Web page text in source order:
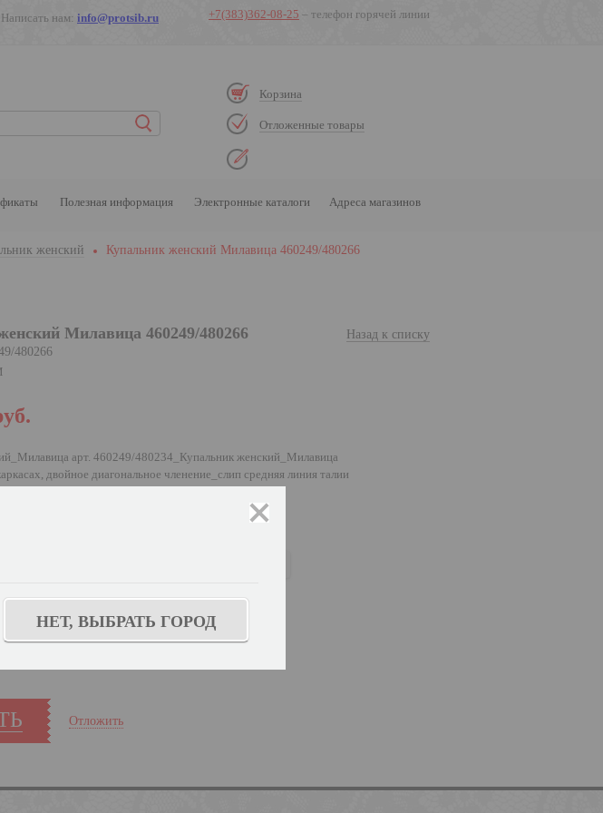
+7(383)362-08-25 – телефон горячей линии
Написать нам: info@protsib.ru
Корзина
Отложенные товары
Полезная информация Электронные каталоги Адреса магазинов
женский Купальник женский Милавица 460249/480266
Назад к списку
Милавица 460249/480266
480266
арт. 460249/480234_Купальник женский_Милавица
двойное диагональное членение_слип средняя линия талии
Отложить
НЕТ, ВЫБРАТЬ ГОРОД